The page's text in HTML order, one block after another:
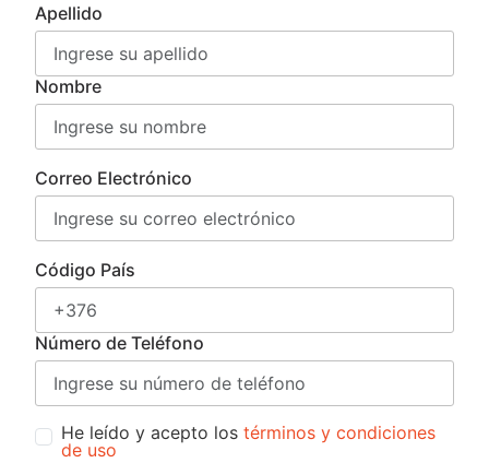
Apellido
Nombre
Correo Electrónico
Código País
Número de Teléfono
He leído y acepto los términos y condiciones
de uso